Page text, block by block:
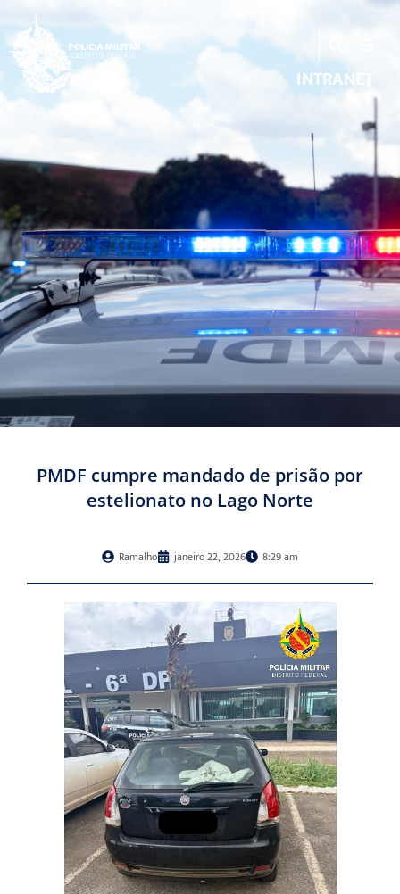
INTRANET
PMDF cumpre mandado de prisão por
estelionato no Lago Norte
Ramalho janeiro 22, 2026 8:29 am